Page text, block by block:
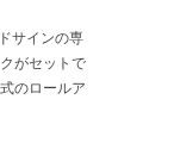
サインの専
がセットで
のロールア